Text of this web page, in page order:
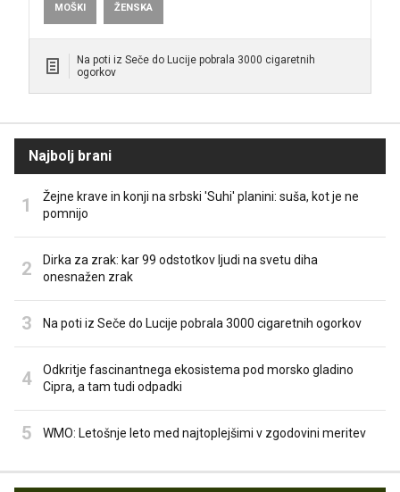
MOŠKI ŽENSKA
Na poti iz Seče do Lucije pobrala 3000 cigaretnih
ogorkov
Najbolj brani
Žejne krave in konji na srbski 'Suhi' planini: suša, kot je ne
pomnijo
Dirka za zrak: kar 99 odstotkov ljudi na svetu diha
onesnažen zrak
Na poti iz Seče do Lucije pobrala 3000 cigaretnih ogorkov
Odkritje fascinantnega ekosistema pod morsko gladino
Cipra, a tam tudi odpadki
WMO: Letošnje leto med najtoplejšimi v zgodovini meritev